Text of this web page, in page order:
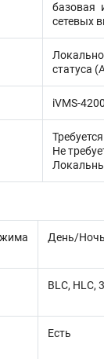
базовая
сетевых
статуса
iVMS-
Не
День/
BLC, HLC,
Есть